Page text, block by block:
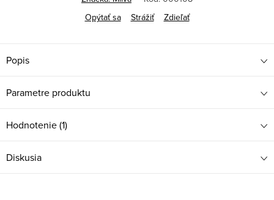
Opýtať sa
Strážiť Zdieľať
Popis
Parametre produktu
Hodnotenie (1)
Diskusia